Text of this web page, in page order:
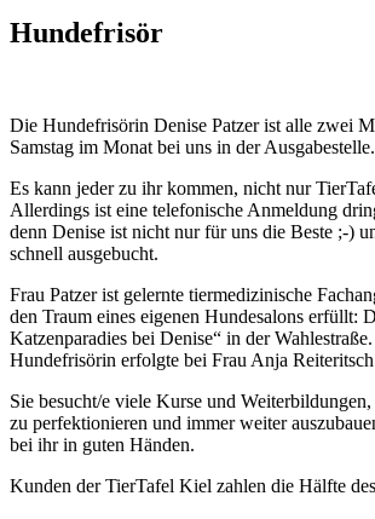
Hundefrisör
Die Hundefrisörin Denise Patzer ist alle zwei
Samstag im Monat bei uns in der Ausgabestelle.
Es kann jeder zu ihr kommen, nicht nur
Allerdings ist eine telefonische Anmeldung
denn Denise ist nicht nur für uns die Beste ;-)
schnell ausgebucht.
Frau Patzer ist gelernte tiermedizinische
den Traum eines eigenen Hundesalons erfüllt:
Katzenparadies bei Denise“ in der
Hundefrisörin erfolgte bei Frau Anja
Sie besucht/e viele Kurse und
zu perfektionieren und immer weiter
bei ihr in guten Händen.
Kunden der TierTafel Kiel zahlen die Hälfte